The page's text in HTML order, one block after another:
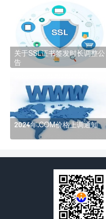
关于SSL证书签发时长调整公
告
2024年.COM价格上调通知